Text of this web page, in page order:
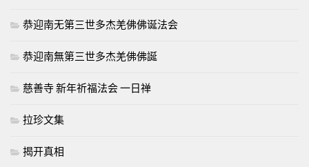
恭迎南无第三世多杰羌佛佛诞法会
恭迎南無第三世多杰羌佛佛誕
慈善寺 新年祈福法会 一日禅
拉珍文集
揭开真相